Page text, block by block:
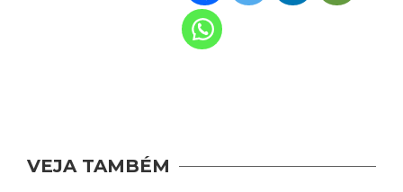
VEJA TAMBÉM